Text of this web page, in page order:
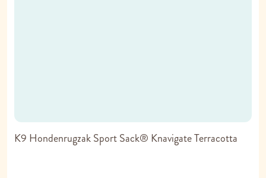
K9 Hondenrugzak Sport Sack® Knavigate Terracotta